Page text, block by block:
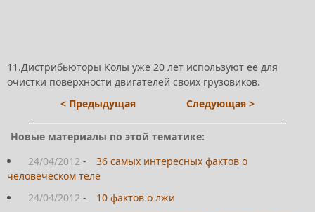
11.Дистрибьюторы Колы уже 20 лет используют ее для
очистки поверхности двигателей своих грузовиков.
< Предыдущая
Следующая >
Новые материалы по этой тематике:
24/04/2012 -
36 самых интересных фактов о
человеческом теле
24/04/2012 -
10 фактов о лжи